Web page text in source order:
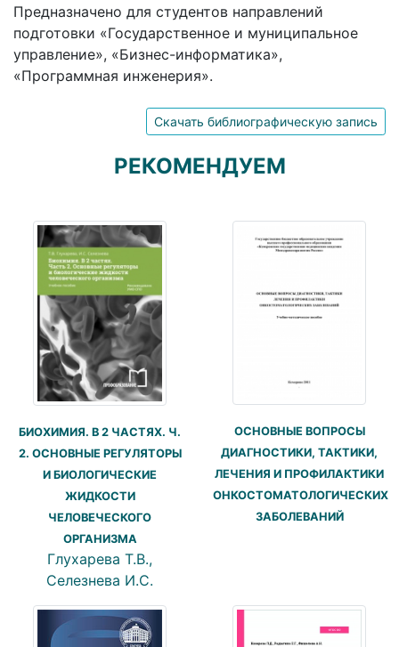
Предназначено для студентов направлений
подготовки «Государственное и муниципальное
управление», «Бизнес-информатика»,
«Программная инженерия».
Скачать библиографическую запись
РЕКОМЕНДУЕМ
БИОХИМИЯ. В 2 ЧАСТЯХ. Ч.
2. ОСНОВНЫЕ РЕГУЛЯТОРЫ
И БИОЛОГИЧЕСКИЕ
ЖИДКОСТИ
ЧЕЛОВЕЧЕСКОГО
ОРГАНИЗМА
Глухарева Т.В.,
Селезнева И.С.
ОСНОВНЫЕ ВОПРОСЫ
ДИАГНОСТИКИ, ТАКТИКИ,
ЛЕЧЕНИЯ И ПРОФИЛАКТИКИ
ОНКОСТОМАТОЛОГИЧЕСКИХ
ЗАБОЛЕВАНИЙ